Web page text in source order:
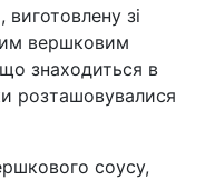
зі
вершковим
знаходиться в
розташовувалися
соусу,